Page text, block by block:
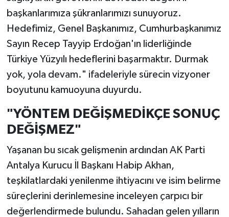
başkanlarımıza şükranlarımızı sunuyoruz.
Hedefimiz, Genel Başkanımız, Cumhurbaşkanımız
Sayın Recep Tayyip Erdoğan'ın liderliğinde
Türkiye Yüzyılı hedeflerini başarmaktır. Durmak
yok, yola devam." ifadeleriyle sürecin vizyoner
boyutunu kamuoyuna duyurdu.
"YÖNTEM DEĞİŞMEDİKÇE SONUÇ
DEĞİŞMEZ"
Yaşanan bu sıcak gelişmenin ardından AK Parti
Antalya Kurucu İl Başkanı Habip Akhan,
teşkilatlardaki yenilenme ihtiyacını ve isim belirme
süreçlerini derinlemesine inceleyen çarpıcı bir
değerlendirmede bulundu. Sahadan gelen yılların